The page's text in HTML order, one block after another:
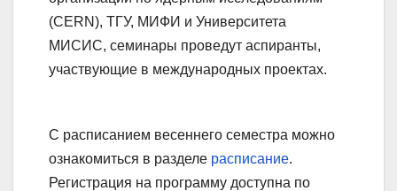
(CERN), ТГУ, МИФИ и Университета
МИСИС, семинары проведут аспиранты,
участвующие в международных проектах.
С расписанием весеннего семестра можно
ознакомиться в разделе расписание.
Регистрация на программу доступна по